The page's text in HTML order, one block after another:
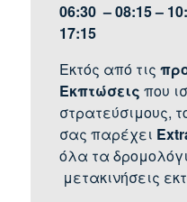
06:30 – 08:15 –
17:15
Εκτός από τις
Εκπτώσεις που
στρατεύσιμους,
σας παρέχει
όλα τα
μετακινήσεις